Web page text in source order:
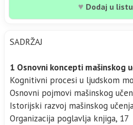
♥ Dodaj u
SADRŽAJ
1 Osnovni koncepti mašinskog
Kognitivni procesi u ljudskom
Osnovni pojmovi mašinskog
Istorijski razvoj mašinskog
Organizacija poglavlja knjiga, 17